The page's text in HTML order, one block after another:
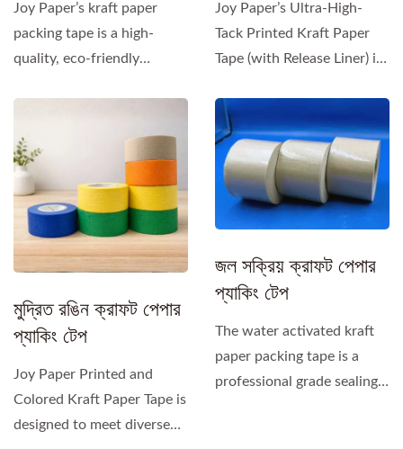
Joy Paper’s kraft paper
packing tape is a high-
quality, eco-friendly
Joy Paper’s Ultra-High-
Tack Printed Kraft Paper
Tape (with Release Liner) is
মুদ্রিত রঙিন ক্রাফট পেপার
প্যাকিং টেপ
Joy Paper Printed and
Colored Kraft Paper Tape is
designed to meet diverse
জল সক্রিয় ক্রাফট পেপার
প্যাকিং টেপ
The water activated kraft
paper packing tape is a
professional grade sealing